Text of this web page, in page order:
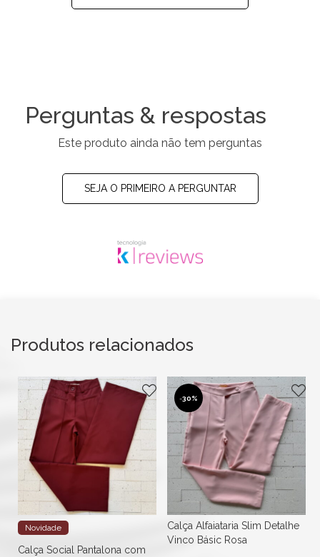
Perguntas & respostas
Este produto ainda não tem perguntas
SEJA O PRIMEIRO A PERGUNTAR
Produtos relacionados
Novidade
Calça Social Pantalona com
-30%
Calça Alfaiataria Slim Detalhe
Vinco Básic Rosa